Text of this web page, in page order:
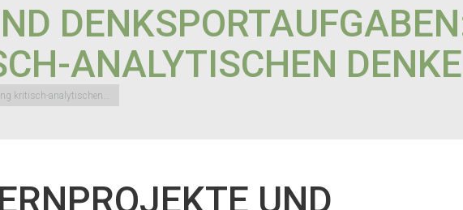
ANALYTISCHEN
kritisch-analytischen…
UND